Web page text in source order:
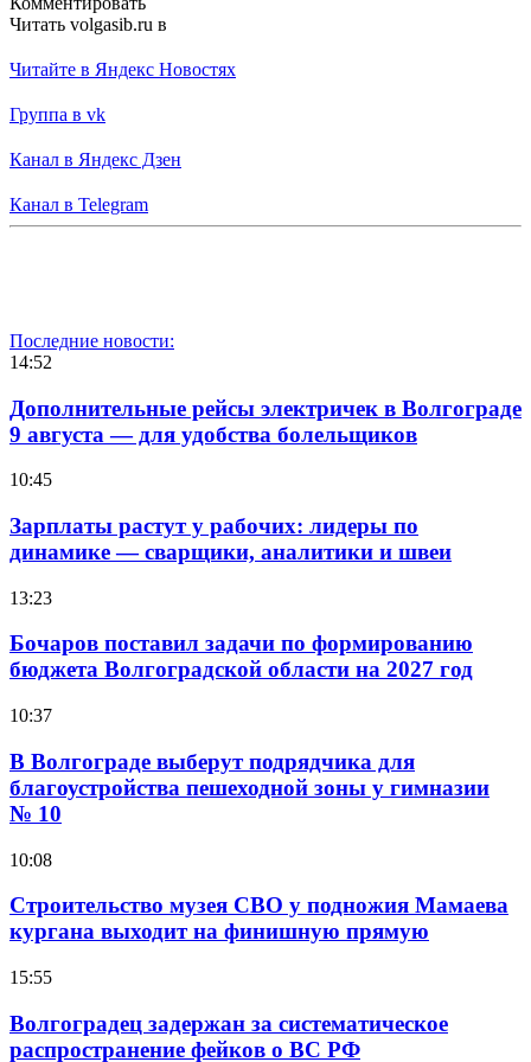
Читать volgasib.ru в
Читайте в Яндекс Новостях
Группа в vk
Канал в Яндекс Дзен
Канал в Telegram
Последние новости:
14:52
Дополнительные рейсы электричек в Волгограде
9 августа — для удобства болельщиков
10:45
Зарплаты растут у рабочих: лидеры по
динамике — сварщики, аналитики и швеи
13:23
Бочаров поставил задачи по формированию
бюджета Волгоградской области на 2027 год
10:37
В Волгограде выберут подрядчика для
благоустройства пешеходной зоны у гимназии
№ 10
10:08
Строительство музея СВО у подножия Мамаева
кургана выходит на финишную прямую
15:55
Волгоградец задержан за систематическое
распространение фейков о ВС РФ